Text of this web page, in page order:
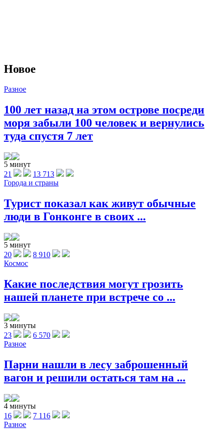
Новое
Разное
100 лет назад на этом острове посреди
моря забыли 100 человек и вернулись
туда спустя 7 лет
5 минут
21
13 713
Города и страны
Турист показал как живут обычные
люди в Гонконге в своих ...
5 минут
20
8 910
Космос
Какие последствия могут грозить
нашей планете при встрече со ...
3 минуты
23
6 570
Разное
Парни нашли в лесу заброшенный
вагон и решили остаться там на ...
4 минуты
16
7 116
Разное